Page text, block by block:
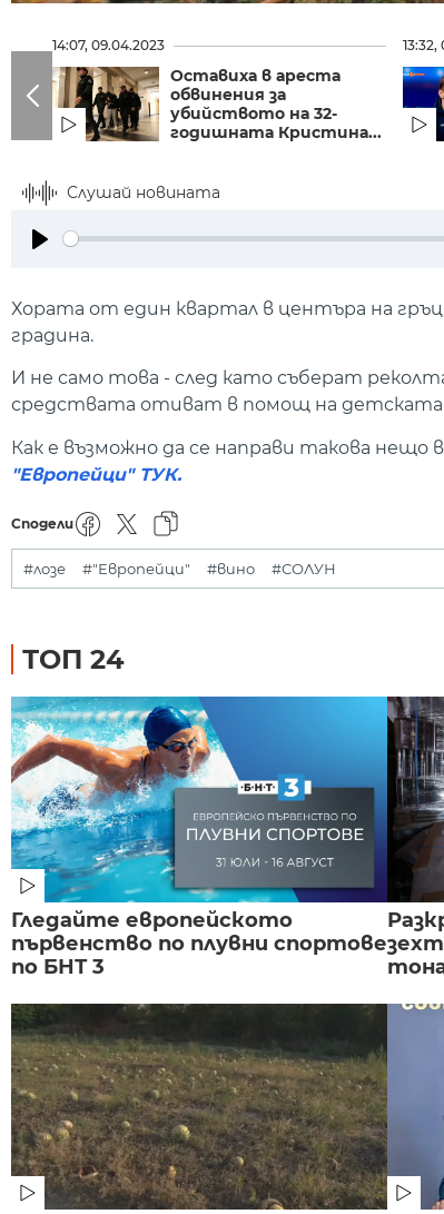
14:07, 09.04.2023
Оставиха в ареста
обвинения за
убийството на 32-
годишната Кристина...
Слушай новината
Хората от един квартал в центъра на
градина.
И не само това - след като съберат
средствата отиват в помощ на детската
Как е възможно да се направи такова
"Европейци" ТУК.
Сподели
#лозе #"Европейци" #вино #СОЛУН
ТОП 24
Гледайте европейското
първенство по плувни спортове
по БНТ 3